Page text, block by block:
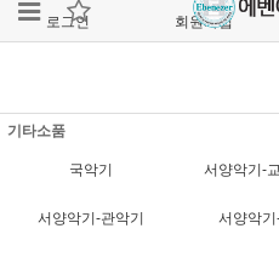
로그인 회원가입
기타소품
국악기 서양악기-
서양악기-관악기 서양악기